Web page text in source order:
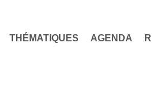
THÉMATIQUES AGENDA